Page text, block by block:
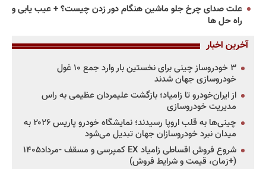
علت صدای چرخ جلو ماشین هنگام دور زدن چیست؟ + عیب یابی و
راه حل ها
آخرین اخبار
۳ خودروساز چینی برای نخستین بار وارد جمع ۱۰ غول
خودروسازی جهان شدند
از ایران‌خودرو تا زامیاد؛ بازگشت علیمردان عظیمی به راس
مدیریت خودروسازی
چینی‌ها به قلب اروپا رسیدند؛ نمایشگاه خودرو پاریس ۲۰۲۶ به
میدان نبرد خودروسازان جهان تبدیل می‌شود
شروع فروش اقساطی زامیاد EX کمپرسی و مسقف -مرداد۱۴۰۵
(+زمان، قیمت و شرایط فروش)